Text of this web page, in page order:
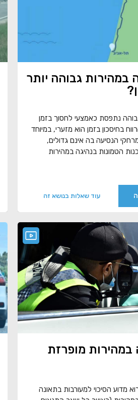
במהירות גבוהה יותר
נתפסת כאמצעי לחסוך בזמן
בחיסכון בזמן הוא מזערי, במיוחד
הנסיעה בה אינם גדולים,
הטמונות בנהיגה במהירות
עוד שאלות בנושא זה
במהירות מופרזת
מדוע הסיכוי למעורבות בתאונה